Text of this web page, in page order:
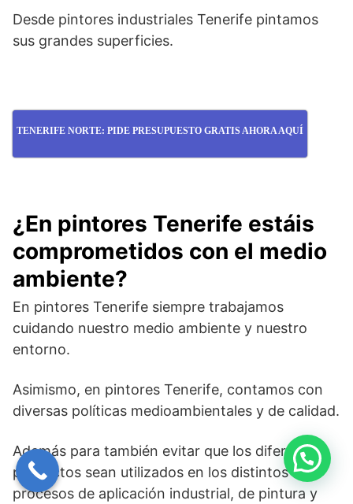
Desde pintores industriales Tenerife pintamos
sus grandes superficies.
TENERIFE NORTE: PIDE PRESUPUESTO GRATIS AHORA AQUÍ
¿En pintores Tenerife estáis
comprometidos con el medio
ambiente?
En pintores Tenerife siempre trabajamos
cuidando nuestro medio ambiente y nuestro
entorno.
Asimismo, en pintores Tenerife, contamos con
diversas políticas medioambientales y de calidad.
Además para también evitar que los diferentes
productos sean utilizados en los distintos
procesos de aplicación industrial, de pintura y